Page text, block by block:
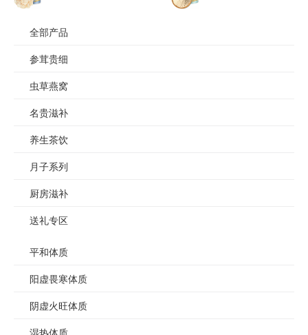
全部产品
参茸贵细
虫草燕窝
名贵滋补
养生茶饮
月子系列
厨房滋补
送礼专区
平和体质
阳虚畏寒体质
阴虚火旺体质
湿热体质